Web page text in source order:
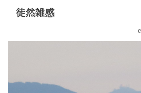
徒然雑感